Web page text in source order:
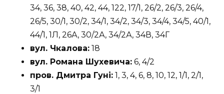
34, 36, 38, 40, 42, 44, 122, 17/1, 26/2, 26/3, 26/4,
26/5, 30/1, 30/2, 34/1, 34/2, 34/3, 34/4, 34/5, 40/1,
44/1, 1Л, 26А, 30/2А, 34/2А, 34В, 34Г
вул. Чкалова: 18
вул. Романа Шухевича: 6, 4/2
пров. Дмитра Гуні: 1, 3, 4, 6, 8, 10, 12, 1/1, 2/1,
3/1